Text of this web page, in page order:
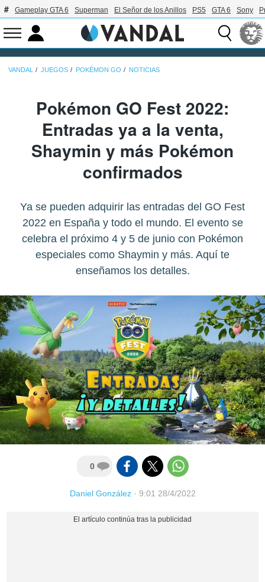
Gameplay GTA 6 Superman El Señor de los Anillos PS5 GTA 6 Sony
VANDAL JUEGOS POKÉMON GO NOTICIAS
Pokémon GO Fest 2022:
Entradas ya a la venta,
Shaymin y más Pokémon
confirmados
Ya se pueden adquirir las entradas del GO Fest
2022 en España y todo el mundo. El evento se
celebra el próximo 4 y 5 de junio con Pokémon
especiales como Shaymin y más. Aquí te
enseñamos los detalles.
0
Daniel González· 9:01 28/4/2022